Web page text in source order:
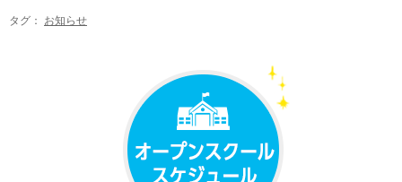
タグ： お知らせ